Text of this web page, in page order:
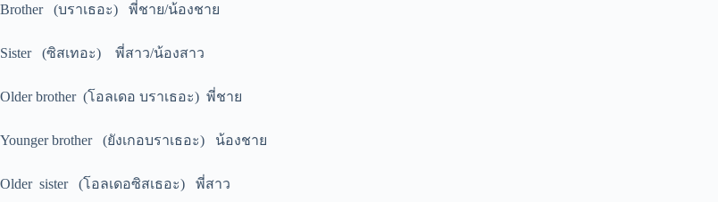
Brother (บราเธอะ) พี่ชาย/น้องชาย
Sister (ซิสเทอะ) พี่สาว/น้องสาว
Older brother (โอลเดอ บราเธอะ) พี่ชาย
Younger brother (ยังเกอบราเธอะ) น้องชาย
Older sister (โอลเดอซิสเธอะ) พี่สาว